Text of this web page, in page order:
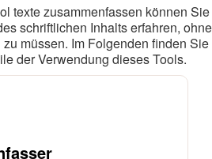
texte zusammenfassen können Sie
schriftlichen Inhalts erfahren, ohne
müssen. Im Folgenden finden Sie
der Verwendung dieses Tools.